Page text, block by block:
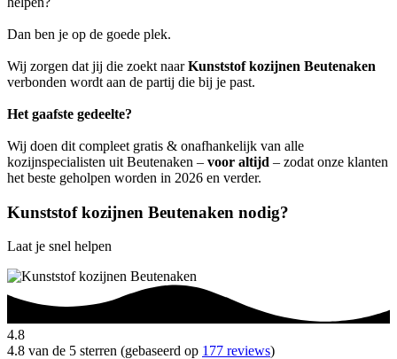
Dan ben je op de goede plek.
Wij zorgen dat jij die zoekt naarKunststof kozijnen Beutenaken
verbonden wordt aan de partij die bij je past.
Het gaafste gedeelte?
Wij doen dit compleet gratis & onafhankelijk van alle
kozijnspecialisten uit Beutenaken – voor altijd – zodat onze klanten
het beste geholpen worden in 2026 en verder.
Kunststof kozijnen Beutenaken nodig?
Laat je snel helpen
4.8
4.8 van de 5 sterren (gebaseerd op 177 reviews)